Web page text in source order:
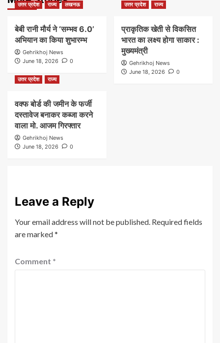
उत्तर प्रदेश राज्य लखनऊ
बेबी रानी मौर्य ने ‘सम्भव 6.0’
अभियान का किया शुभारम्भ
Gehrikhoj News
June 18, 2026
0
उत्तर प्रदेश राज्य
प्राकृतिक खेती से विकसित
भारत का लक्ष्य होगा साकार :
मुख्यमंत्री
Gehrikhoj News
June 18, 2026
0
उत्तर प्रदेश
राज्य
वक्फ बोर्ड की जमीन के फर्जी
दस्तावेज बनाकर कब्जा करने
वाला मो. आजम गिरफ्तार
Gehrikhoj News
June 18, 2026
0
Leave a Reply
Your email address will not be published. Required fields
are marked*
Comment *